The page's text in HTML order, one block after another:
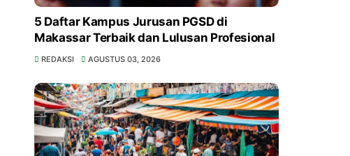
5 Daftar Kampus Jurusan PGSD di
Makassar Terbaik dan Lulusan Profesional
REDAKSI AGUSTUS 03, 2026